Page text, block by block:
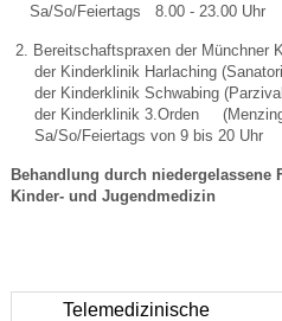
Sa/So/Feiertags 8.00 - 23.00 Uhr
2. Bereitschaftspraxen der Münchner
der Kinderklinik Harlaching
der Kinderklinik Schwabing
der Kinderklinik 3.Orden (
Sa/So/Feiertags von 9 bis 20 Uhr
Behandlung durch niedergelassene
Kinder- und Jugendmedizin
Telemedizinische